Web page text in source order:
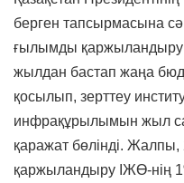
берген тапсырмасына
ғылымды қаржыландыру
жылдан бастап жаңа
қосылып, зерттеу
инфрақұрылымын жыл
қаражат бөлінді.
қаржыландыру ІЖӨ-нің